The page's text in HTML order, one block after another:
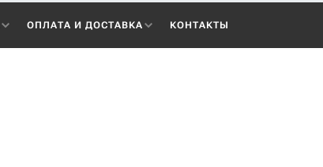
ОПЛАТА И ДОСТАВКА КОНТАКТЫ